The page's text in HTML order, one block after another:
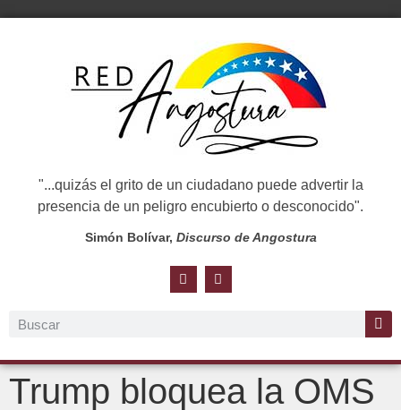
"...quizás el grito de un ciudadano puede advertir la
presencia de un peligro encubierto o desconocido".
Simón Bolívar, Discurso de Angostura
Trump bloquea la OMS